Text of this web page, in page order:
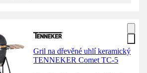
Gril na dřevěné uhlí keramický
TENNEKER Comet TC-5